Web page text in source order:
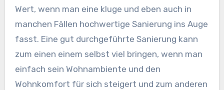
Wert, wenn man eine kluge und eben auch in
manchen Fällen hochwertige Sanierung ins Auge
fasst. Eine gut durchgeführte Sanierung kann
zum einen einem selbst viel bringen, wenn man
einfach sein Wohnambiente und den
Wohnkomfort für sich steigert und zum anderen